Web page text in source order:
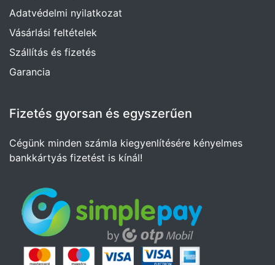
Adatvédelmi nyilatkozat
Vásárlási feltételek
Szállítás és fizetés
Garancia
Fizetés gyorsan és egyszerűen
Cégünk minden számla kiegyenlítésére kényelmes
bankkártyás fizetést is kínál!